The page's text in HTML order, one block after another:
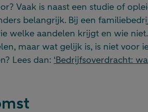
Vaak is naast een studie of
belangrijk. Bij een
welke aandelen krijgt en wie
maar wat gelijk is, is niet voor
Lees dan: ‘Bedrijfsoverdracht: